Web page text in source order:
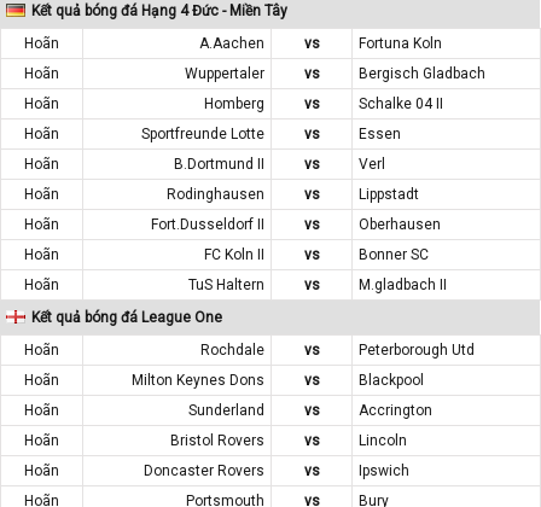
Kết quả bóng đá Hạng 4 Đức - Miền Tây
Hoãn
A.Aachen vs
Fortuna Koln
Hoãn
Wuppertaler vs
Bergisch Gladbach
Hoãn
Homberg vs
Schalke 04 II
Hoãn
Sportfreunde Lotte vs
Essen
Hoãn
B.Dortmund II vs
Verl
Hoãn
Rodinghausen vs
Lippstadt
Hoãn
Fort.Dusseldorf II vs
Oberhausen
Hoãn
FC Koln II vs
Bonner SC
Hoãn
TuS Haltern vs
M.gladbach II
Kết quả bóng đá League One
Hoãn
Rochdale vs
Peterborough Utd
Hoãn
Milton Keynes Dons vs
Blackpool
Hoãn
Sunderland vs
Accrington
Hoãn
Bristol Rovers vs
Lincoln
Hoãn
Doncaster Rovers vs
Ipswich
Hoãn
Portsmouth vs Bury